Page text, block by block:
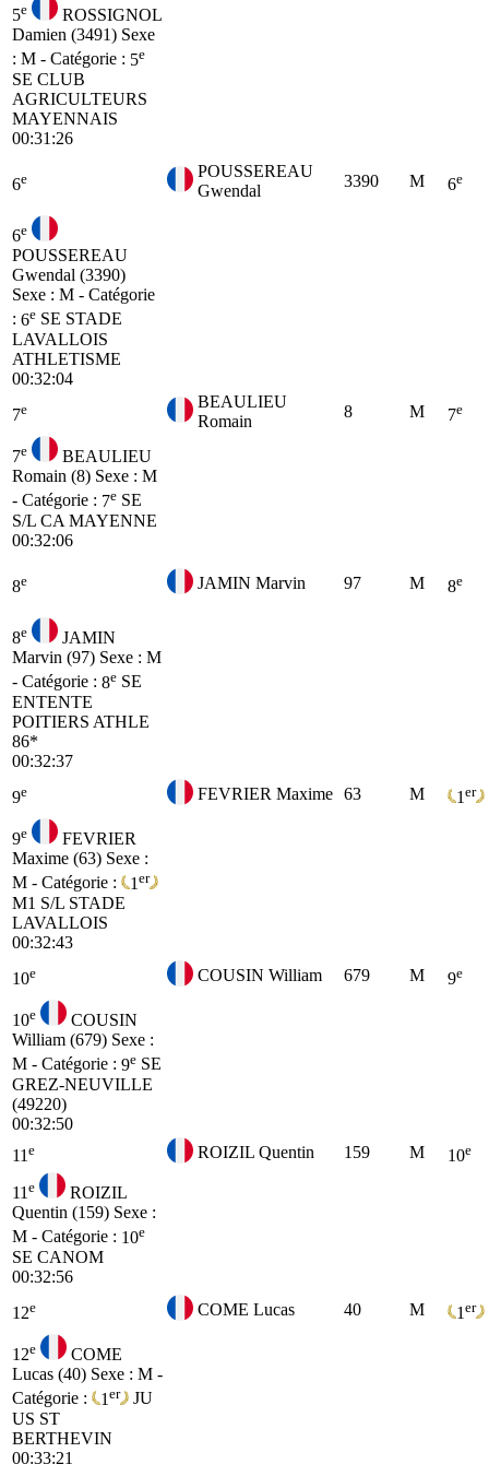
5e
ROSSIGNOL
Damien (3491) Sexe
: M - Catégorie : 5e
SE CLUB
AGRICULTEURS
MAYENNAIS
00:31:26
6e
POUSSEREAU
Gwendal
3390 M 6e
6e
POUSSEREAU
Gwendal (3390)
Sexe : M - Catégorie
: 6e SE STADE
LAVALLOIS
ATHLETISME
00:32:04
7e
BEAULIEU
Romain
8 M 7e
7e
BEAULIEU
Romain (8) Sexe : M
- Catégorie : 7e SE
S/L CA MAYENNE
00:32:06
8e JAMIN Marvin 97 M 8e
8e
JAMIN
Marvin (97) Sexe : M
- Catégorie : 8e SE
ENTENTE
POITIERS ATHLE
86*
00:32:37
9e FEVRIER Maxime 63 M 1 er
9e
FEVRIER
Maxime (63) Sexe :
M - Catégorie :
1 er
M1 S/L STADE
LAVALLOIS
00:32:43
10e COUSIN William 679 M 9e
10e
COUSIN
William (679) Sexe :
M - Catégorie : 9e SE
GREZ-NEUVILLE
(49220)
00:32:50
11 e ROIZIL Quentin 159 M 10e
11 e
ROIZIL
Quentin (159) Sexe :
M - Catégorie : 10e
SE CANOM
00:32:56
12e COME Lucas 40 M 1 er
12e
COME
Lucas (40) Sexe : M -
Catégorie :
1 er
JU
US ST
BERTHEVIN
00:33:21